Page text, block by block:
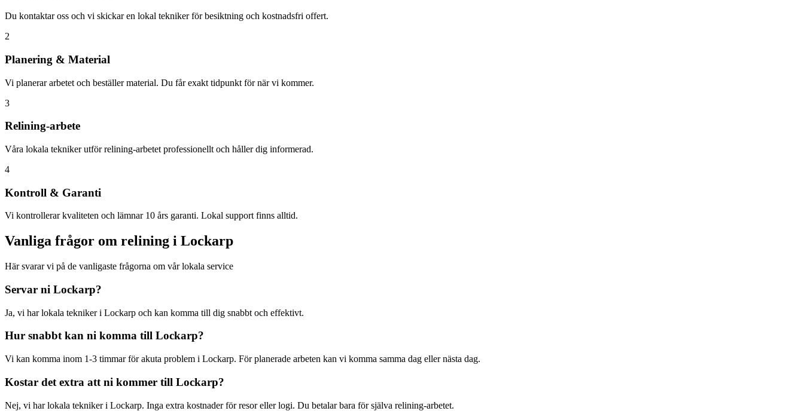
Du kontaktar oss och vi skickar en lokal tekniker för besiktning och kostnadsfri offert.
2
Planering & Material
Vi planerar arbetet och beställer material. Du får exakt tidpunkt för när vi kommer.
3
Relining-arbete
Våra lokala tekniker utför relining-arbetet professionellt och håller dig informerad.
4
Kontroll & Garanti
Vi kontrollerar kvaliteten och lämnar 10 års garanti. Lokal support finns alltid.
Vanliga frågor om relining i Lockarp
Här svarar vi på de vanligaste frågorna om vår lokala service
Servar ni Lockarp?
Ja, vi har lokala tekniker i Lockarp och kan komma till dig snabbt och effektivt.
Hur snabbt kan ni komma till Lockarp?
Vi kan komma inom 1-3 timmar för akuta problem i Lockarp. För planerade arbeten kan vi komma samma dag eller nästa dag.
Kostar det extra att ni kommer till Lockarp?
Nej, vi har lokala tekniker i Lockarp. Inga extra kostnader för resor eller logi. Du betalar bara för själva relining-arbetet.